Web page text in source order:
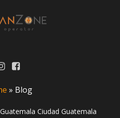
» Blog
Ciudad Guatemala